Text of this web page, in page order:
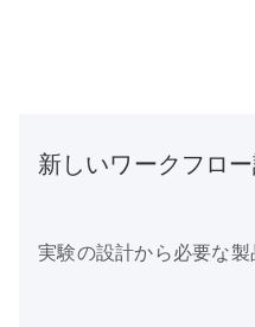
新しいワークフロ
実験の設計から必要な